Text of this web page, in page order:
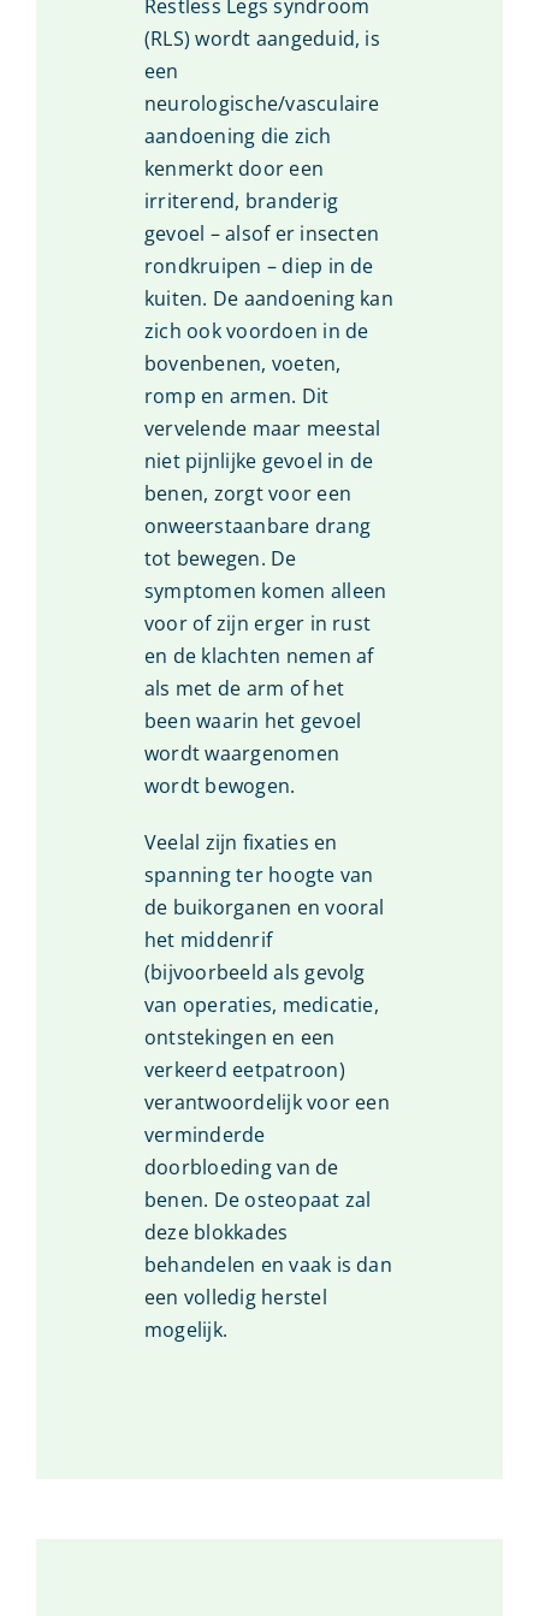
Restless Legs syndroom
(RLS) wordt aangeduid, is
een
neurologische/vasculaire
aandoening die zich
kenmerkt door een
irriterend, branderig
gevoel – alsof er insecten
rondkruipen – diep in de
kuiten. De aandoening kan
zich ook voordoen in de
bovenbenen, voeten,
romp en armen. Dit
vervelende maar meestal
niet pijnlijke gevoel in de
benen, zorgt voor een
onweerstaanbare drang
tot bewegen. De
symptomen komen alleen
voor of zijn erger in rust
en de klachten nemen af
als met de arm of het
been waarin het gevoel
wordt waargenomen
wordt bewogen.
Veelal zijn fixaties en
spanning ter hoogte van
de buikorganen en vooral
het middenrif
(bijvoorbeeld als gevolg
van operaties, medicatie,
ontstekingen en een
verkeerd eetpatroon)
verantwoordelijk voor een
verminderde
doorbloeding van de
benen. De osteopaat zal
deze blokkades
behandelen en vaak is dan
een volledig herstel
mogelijk.